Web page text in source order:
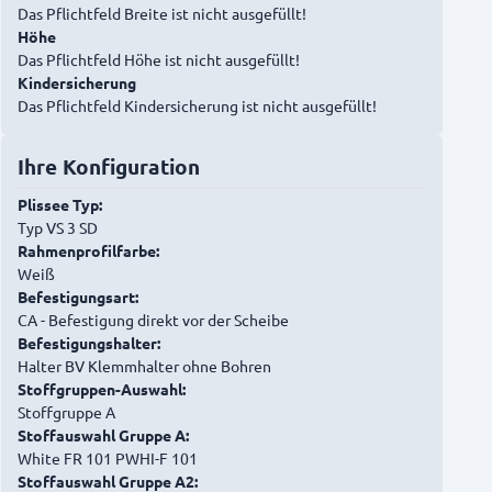
Das Pflichtfeld Breite ist nicht ausgefüllt!
Höhe
Das Pflichtfeld Höhe ist nicht ausgefüllt!
Kindersicherung
Das Pflichtfeld Kindersicherung ist nicht ausgefüllt!
Ihre Konfiguration
Plissee Typ:
Typ VS 3 SD
Rahmenprofilfarbe:
Weiß
Befestigungsart:
CA - Befestigung direkt vor der Scheibe
Befestigungshalter:
Halter BV Klemmhalter ohne Bohren
Stoffgruppen-Auswahl:
Stoffgruppe A
Stoffauswahl Gruppe A:
White FR 101 PWHI-F 101
Stoffauswahl Gruppe A2: